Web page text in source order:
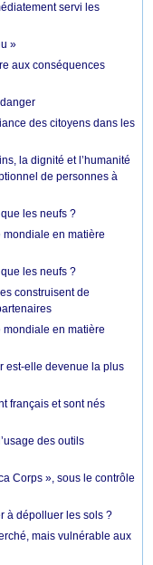
servi les
»
aux conséquences
des citoyens dans les
la dignité et l’humanité
de personnes à
les neufs ?
mondiale en matière
les neufs ?
construisent de
mondiale en matière
est-elle devenue la plus
français et sont nés
des outils
Corps », sous le contrôle
à dépolluer les sols ?
mais vulnérable aux